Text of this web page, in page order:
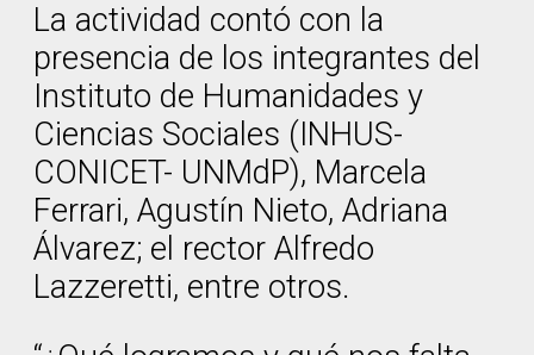
La actividad contó con la
presencia de los integrantes del
Instituto de Humanidades y
Ciencias Sociales (INHUS-
CONICET- UNMdP), Marcela
Ferrari, Agustín Nieto, Adriana
Álvarez; el rector Alfredo
Lazzeretti, entre otros.